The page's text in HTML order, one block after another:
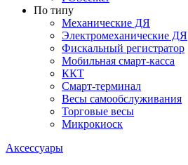
По типу
Механические ДЯ
Электромеханические ДЯ
Фискальный регистратор
Мобильная смарт-касса
ККТ
Смарт-терминал
Весы самообслуживания
Торговые весы
Микрокиоск
Аксессуары